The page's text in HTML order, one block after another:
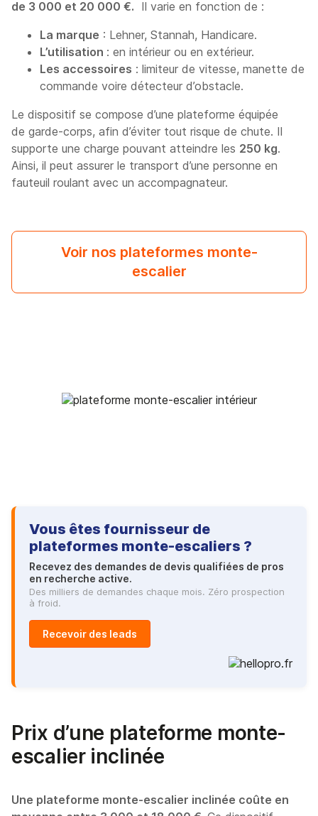
de 3 000 et 20 000 €. Il varie en fonction de :
La marque : Lehner, Stannah, Handicare.
L’utilisation : en intérieur ou en extérieur.
Les accessoires : limiteur de vitesse, manette de
commande voire détecteur d’obstacle.
Le dispositif se compose d’une plateforme équipée
de garde-corps, afin d’éviter tout risque de chute. Il
supporte une charge pouvant atteindre les 250 kg.
Ainsi, il peut assurer le transport d’une personne en
fauteuil roulant avec un accompagnateur.
Voir nos plateformes monte-
escalier
Vous êtes fournisseur de
plateformes monte-escaliers ?
Recevez des demandes de devis qualifiées de pros
en recherche active.
Des milliers de demandes chaque mois. Zéro prospection
à froid.
Recevoir des leads
Prix d’une plateforme monte-
escalier inclinée
Une plateforme monte-escalier inclinée coûte en